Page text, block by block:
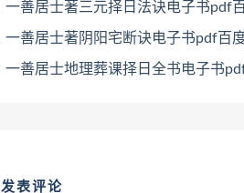
一善居士著三元择日法诀电子书pdf百度
一善居士著阴阳宅断诀电子书pdf百
一善居士地理葬课择日全书电子书pdf百
发表评论